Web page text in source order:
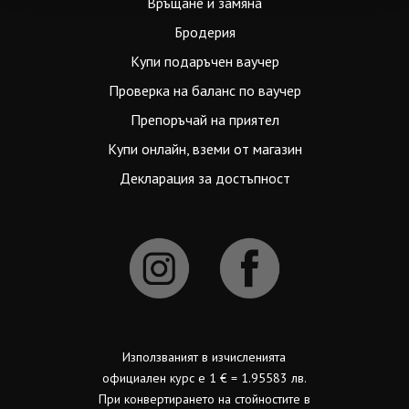
Бродерия
Купи подаръчен ваучер
Проверка на баланс по ваучер
Препоръчай на приятел
Купи онлайн, вземи от магазин
Декларация за достъпност
Използваният в изчисленията
официален курс е 1 € = 1.95583 лв.
При конвертирането на стойностите в